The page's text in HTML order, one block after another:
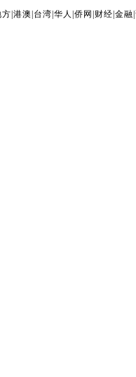
方 |港澳 台湾 |华人 |侨网 财经 |金融 |